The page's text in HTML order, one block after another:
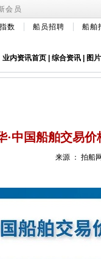
会员
数 船员招聘 船舶
业内资讯首页 综合资讯 图
·中国船舶交易价
来源 ： 拍船